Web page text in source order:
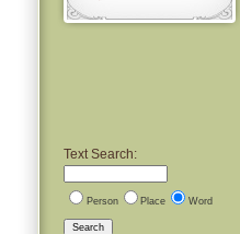
Text Search:
Person Place Word
Search